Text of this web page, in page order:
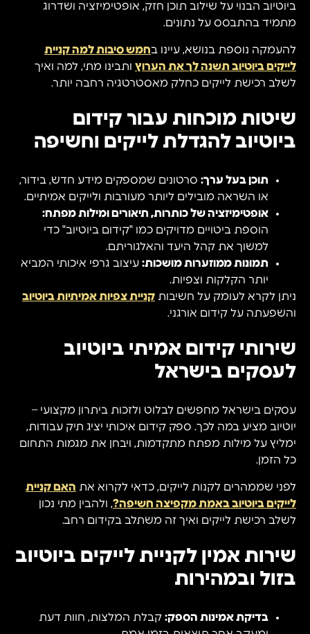
ביוטיוב הבנוי על שילוב תוכן חזק, אופטימיזציה ושדרוג
מתמיד בהתבסס על נתונים.
להעמקה נוספת בנושא, עיינו בחמש סיבות למה קניית
לייקים ביוטיוב תשנה לך את הערוץ ותבינו מתי, למה ואיך
לשלב רכישת לייקים כחלק מאסטרטגיה רחבה יותר.
שיטות מוכחות עבור קידום
ביוטיוב להגדלת לייקים וחשיפה
תוכן בעל ערך: סרטונים שמספקים מידע חדש, בידור,
או השראה מובילים ליותר מעורבות ולייקים אמיתיים.
אופטימיזציה של כותרות, תיאורים ומילות מפתח:
הוספת ביטויים מדויקים כמו "קידום ביוטיוב" כדי
למשוך את קהל היעד והאלגוריתם.
תמונות ממוזערות מושכות: עיצוב גרפי איכותי המביא
יותר הקלקות וצפיות.
ניתן לקרא לעומק על חשיבות קניית צפיות אמיתיות ביוטיוב
והשפעתה על קידום אורגני.
שירותי קידום אמיתי ביוטיוב
לעסקים בישראל
עסקים בישראל מחפשים לבלוט ולזכות ביתרון מקצועי –
יוטיוב מציע במה לכך. ספק קידום איכותי יציג תיק עבודות,
ימליץ על מילות מפתח מתקדמות, ויבחן את מגמות התחום
כל הזמן.
לפני שממהרים לקנות לייקים, כדאי לקרוא את האם קניית
לייקים ביוטיוב באמת מקפיצה חשיפה?, ולהבין מתי נכון
לשלב רכישת לייקים ואיך זה משתלב בקידום רחב.
שירות אמין לקניית לייקים ביוטיוב
בזול ובמהירות
בדיקת אמינות הספק: קבלת המלצות, חוות דעת